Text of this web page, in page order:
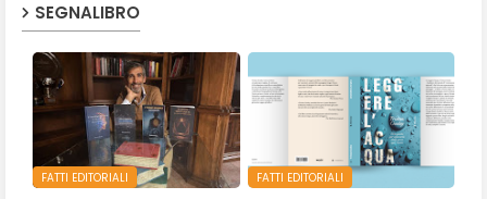
SEGNALIBRO
FATTI EDITORIALI FATTI EDITORIALI